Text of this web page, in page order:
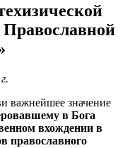
Православной
важнейшее значение
в Бога
вхождении в
православного